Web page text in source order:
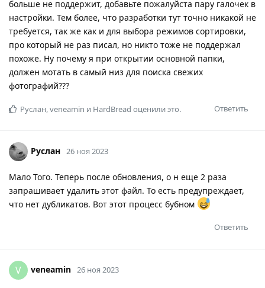
больше не поддержит, добавьте пожалуйста пару галочек в
настройки. Тем более, что разработки тут точно никакой не
требуется, так же как и для выбора режимов сортировки,
про который не раз писал, но никто тоже не поддержал
похоже. Ну почему я при открытии основной папки,
должен мотать в самый низ для поиска свежих
фотографий???
Ответить
Руслан,veneamin и HardBread оценили это.
Руслан 26 ноя 2023
Мало Того. Теперь после обновления, о н еще 2 раза
запрашивает удалить этот файл. То есть предупреждает,
что нет дубликатов. Вот этот процесс бубном
Ответить
V veneamin 26 ноя 2023